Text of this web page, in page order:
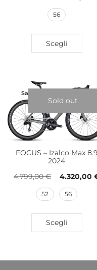
56
Scegli
Sale!
Sold out
FOCUS – Izalco Max 8.9
2024
4.799,00€ 4.320,00
52 56
Scegli